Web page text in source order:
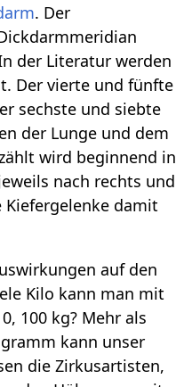
. Der
der Literatur werden
Der vierte und fünfte
sechste und siebte
der Lunge und dem
wird beginnend in
nach rechts und
Kiefergelenke damit
auf den
Kilo kann man mit
100 kg? Mehr als
kann unser
die Zirkusartisten,